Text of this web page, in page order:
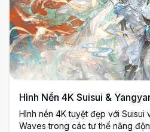
Hình Nền 4K Suisui &
Hình nền 4K tuyệt đẹp với Suisui
Waves trong các tư thế năng